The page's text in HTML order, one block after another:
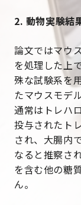
2. 動物実験結
論文ではマウ
を処理した上
殊な試験系を
たマウスモデ
通常はトレハ
投与されたト
され、大腸内
なると推察さ
を含む他の糖
ん。